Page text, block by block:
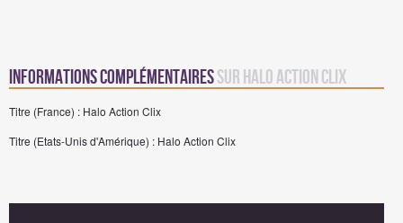
Informations complémentairessur Halo Action Clix
Titre (France) : Halo Action Clix
Titre (Etats-Unis d'Amérique) : Halo Action Clix